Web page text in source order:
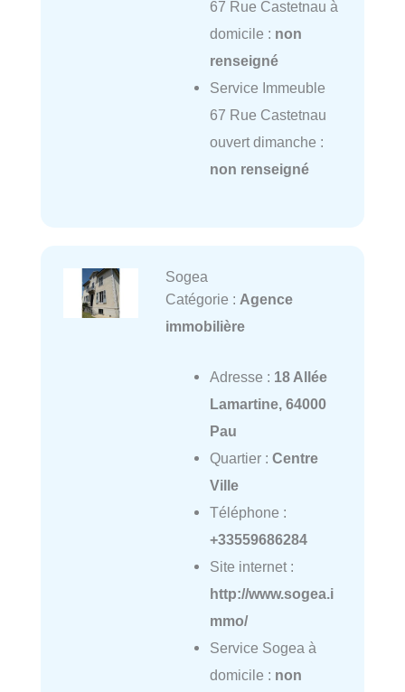
67 Rue Castetnau à
domicile : non
renseigné
Service Immeuble
67 Rue Castetnau
ouvert dimanche :
non renseigné
Sogea
Catégorie : Agence
immobilière
Adresse : 18 Allée
Lamartine, 64000
Pau
Quartier : Centre
Ville
Téléphone :
+33559686284
Site internet :
http://www.sogea.i
mmo/
Service Sogea à
domicile : non